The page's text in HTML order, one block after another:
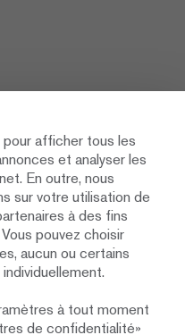
données
afficher tous les
et analyser les
En outre, nous
sur votre utilisation de
à des fins
pouvez choisir
aucun ou certains
à tout moment
de confidentialité»